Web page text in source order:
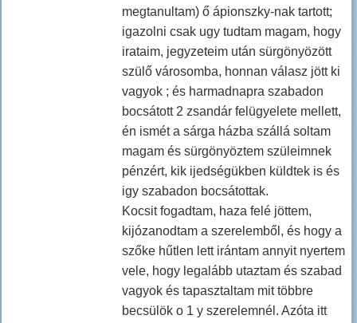
megtanultam) ő ápionszky-nak tartott;
igazolni csak ugy tudtam magam, hogy
irataim, jegyzeteim után sürgönyözött
szülő városomba, honnan válasz jött ki
vagyok ; és harmadnapra szabadon
bocsátott 2 zsandár felügyelete mellett,
én ismét a sárga házba szállá soltam
magam és sürgönyöztem szüleimnek
pénzért, kik ijedségükben küldtek is és
igy szabadon bocsátottak.
Kocsit fogadtam, haza felé jöttem,
kijózanodtam a szerelemből, és hogy a
szőke hűtlen lett irántam annyit nyertem
vele, hogy legalább utaztam és szabad
vagyok és tapasztaltam mit többre
becsülök o 1 y szerelemnél. Azóta itt